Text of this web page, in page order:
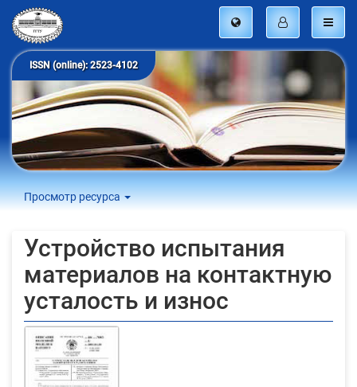
ISSN (online): 2523-4102
Просмотр ресурса
Устройство испытания
материалов на контактную
усталость и износ